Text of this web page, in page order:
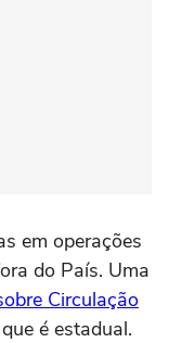
em operações
do País. Uma
Circulação
é estadual.